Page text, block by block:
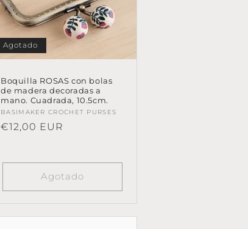
Agotado
Boquilla ROSAS con bolas
de madera decoradas a
mano. Cuadrada, 10.5cm.
Proveedor:
BASIMAKER CROCHET PURSES
Precio
€12,00 EUR
Agotado